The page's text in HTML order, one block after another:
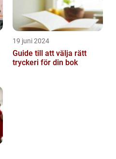
19 juni 2024
Guide till att välja rätt
tryckeri för din bok